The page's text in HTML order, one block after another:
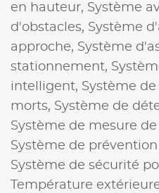
en hauteur, Système
d'obstacles, Système
approche, Système
stationnement,
intelligent, Système
morts, Système de
Système de mesure
Système de
Système de sécurité
Température